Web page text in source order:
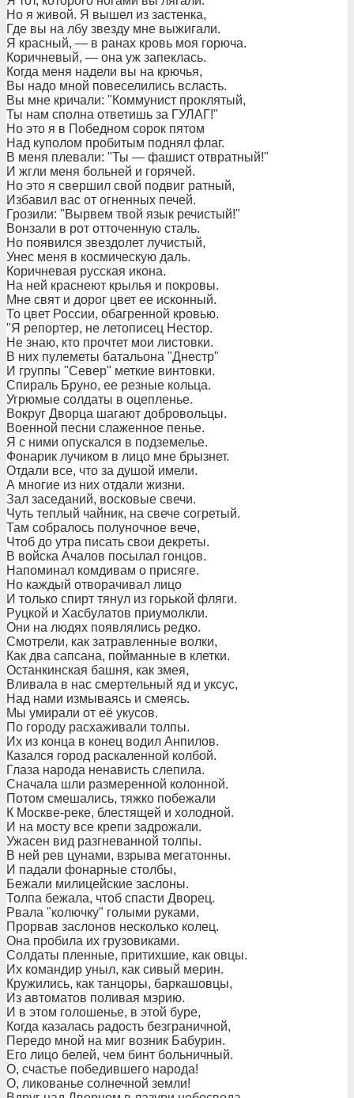
Но я живой. Я вышел из застенка,
Где вы на лбу звезду мне выжигали.
Я красный, — в ранах кровь моя горюча.
Коричневый, — она уж запеклась.
Когда меня надели вы на крючья,
Вы надо мной повеселились всласть.
Вы мне кричали: "Коммунист проклятый,
Ты нам сполна ответишь за ГУЛАГ!"
Но это я в Победном сорок пятом
Над куполом пробитым поднял флаг.
В меня плевали: "Ты — фашист отвратный!"
И жгли меня больней и горячей.
Но это я свершил свой подвиг ратный,
Избавил вас от огненных печей.
Грозили: "Вырвем твой язык речистый!"
Вонзали в рот отточенную сталь.
Но появился звездолет лучистый,
Унес меня в космическую даль.
Коричневая русская икона.
На ней краснеют крылья и покровы.
Мне свят и дорог цвет ее исконный.
То цвет России, обагренной кровью.
"Я репортер, не летописец Нестор.
Не знаю, кто прочтет мои листовки.
В них пулеметы батальона "Днестр"
И группы "Север" меткие винтовки.
Спираль Бруно, ее резные кольца.
Угрюмые солдаты в оцепленье.
Вокруг Дворца шагают добровольцы.
Военной песни слаженное пенье.
Я с ними опускался в подземелье.
Фонарик лучиком в лицо мне брызнет.
Отдали все, что за душой имели.
А многие из них отдали жизни.
Зал заседаний, восковые свечи.
Чуть теплый чайник, на свече согретый.
Там собралось полуночное вече,
Чтоб до утра писать свои декреты.
В войска Ачалов посылал гонцов.
Напоминал комдивам о присяге.
Но каждый отворачивал лицо
И только спирт тянул из горькой фляги.
Руцкой и Хасбулатов приумолкли.
Они на людях появлялись редко.
Смотрели, как затравленные волки,
Как два сапсана, пойманные в клетки.
Останкинская башня, как змея,
Вливала в нас смертельный яд и уксус,
Над нами измываясь и смеясь.
Мы умирали от её укусов.
По городу расхаживали толпы.
Их из конца в конец водил Анпилов.
Казался город раскаленной колбой.
Глаза народа ненависть слепила.
Сначала шли размеренной колонной.
Потом смешались, тяжко побежали
К Москве-реке, блестящей и холодной.
И на мосту все крепи задрожали.
Ужасен вид разгневанной толпы.
В ней рев цунами, взрыва мегатонны.
И падали фонарные столбы,
Бежали милицейские заслоны.
Толпа бежала, чтоб спасти Дворец.
Рвала "колючку" голыми руками,
Прорвав заслонов несколько колец.
Она пробила их грузовиками.
Солдаты пленные, притихшие, как овцы.
Их командир уныл, как сивый мерин.
Кружились, как танцоры, баркашовцы,
Из автоматов поливая мэрию.
И в этом голошенье, в этой буре,
Когда казалась радость безграничной,
Передо мной на миг возник Бабурин.
Его лицо белей, чем бинт больничный.
О, счастье победившего народа!
О, ликованье солнечной земли!